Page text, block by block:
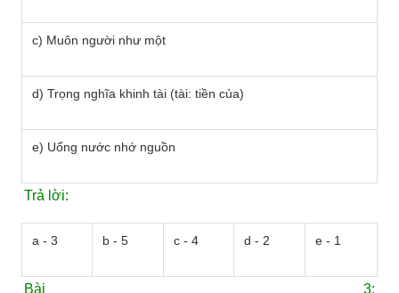
c) Muôn người như một
d) Trọng nghĩa khinh tài (tài: tiền của)
e) Uống nước nhớ nguồn
Trả lời:
a - 3 b - 5 c - 4 d - 2 e - 1
Bài 3: